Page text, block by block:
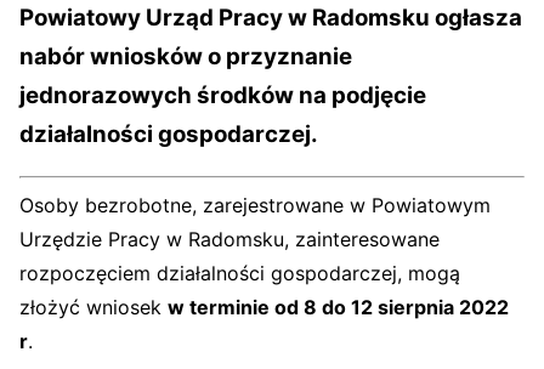
Powiatowy Urząd Pracy w Radomsku ogłasza
nabór wniosków o przyznanie
jednorazowych środków na podjęcie
działalności gospodarczej.
Osoby bezrobotne, zarejestrowane w Powiatowym
Urzędzie Pracy w Radomsku, zainteresowane
rozpoczęciem działalności gospodarczej, mogą
złożyć wniosek w terminie od 8 do 12 sierpnia 2022
r.